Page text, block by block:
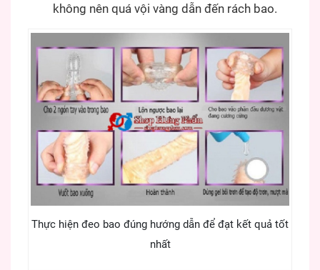
không nên quá vội vàng dẫn đến rách bao.
Thực hiện đeo bao đúng hướng dẫn để đạt kết quả tốt
nhất